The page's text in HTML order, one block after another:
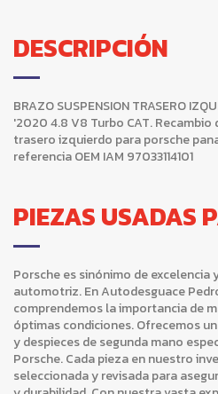
DESCRIPCIÓN
BRAZO SUSPENSION TRASERO
'2020 4.8 V8 Turbo CAT.
trasero izquierdo para porsche
referencia OEM IAM 97033114101
PIEZAS USADAS
Porsche es sinónimo de
automotriz. En Autodesguace
comprendemos la importancia de
óptimas condiciones. Ofrecemos
y despieces de segunda mano
Porsche. Cada pieza en nuestro
seleccionada y revisada para